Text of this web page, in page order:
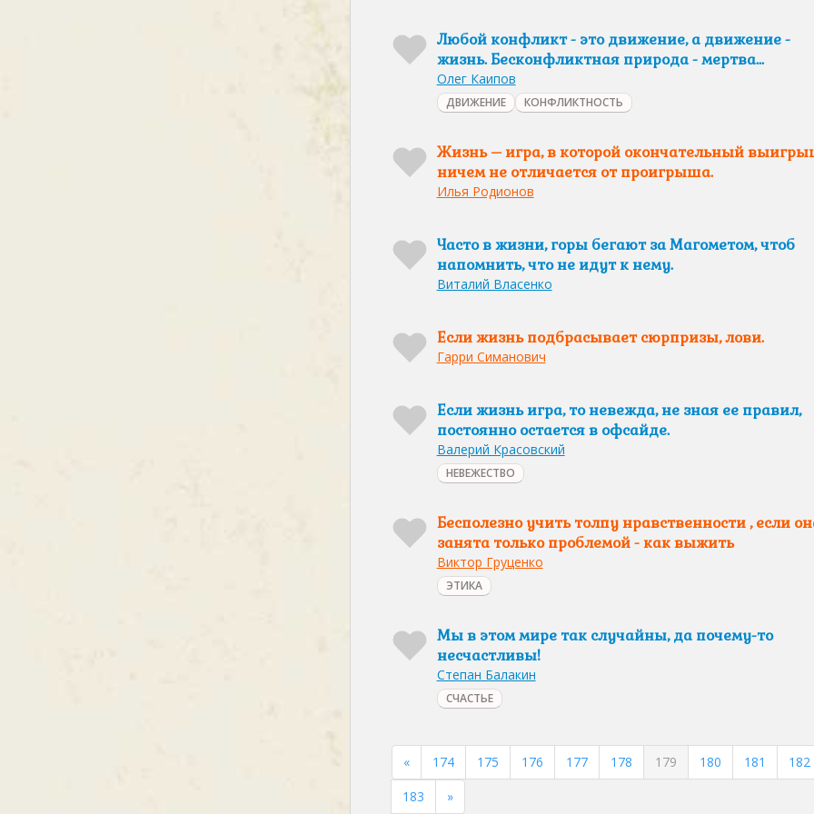
Любой конфликт - это движение, а движение -
жизнь. Бесконфликтная природа - мертва...
Олег Каипов
ДВИЖЕНИЕ КОНФЛИКТНОСТЬ
Жизнь – игра, в которой окончательный
ничем не отличается от проигрыша.
Илья Родионов
Часто в жизни, горы бегают за Магометом, чтоб
напомнить, что не идут к нему.
Виталий Власенко
Если жизнь подбрасывает сюрпризы, лови.
Гарри Симанович
Если жизнь игра, то невежда, не зная ее правил,
постоянно остается в офсайде.
Валерий Красовский
НЕВЕЖЕСТВО
Бесполезно учить толпу нравственности , если
занята только проблемой - как выжить
Виктор Груценко
ЭТИКА
Мы в этом мире так случайны, да почему-то
несчастливы!
Степан Балакин
СЧАСТЬЕ
« 174 175 176 177 178 179 180 181
182
183
»